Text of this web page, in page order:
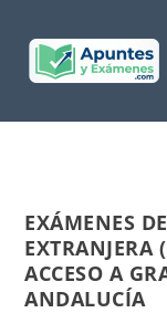
EXÁMENES
EXTRANJERA
ACCESO A
ANDALUCÍA